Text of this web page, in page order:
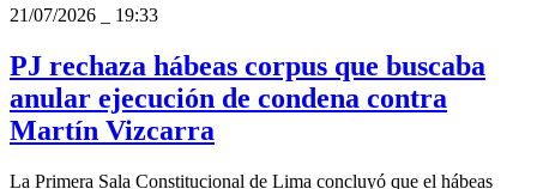
21/07/2026
19:33
PJ rechaza hábeas corpus que buscaba
anular ejecución de condena contra
Martín Vizcarra
La Primera Sala Constitucional de Lima concluyó que el hábeas